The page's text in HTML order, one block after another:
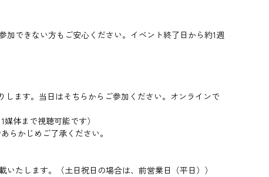
できない方もご安心ください。イベント終了日から約1週
します。当日はそちらからご参加ください。オンラインで
体まで視聴可能です）
らかじめご了承ください。
たします。（土日祝日の場合は、前営業日（平日））